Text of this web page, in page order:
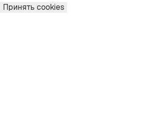
Принять cookies